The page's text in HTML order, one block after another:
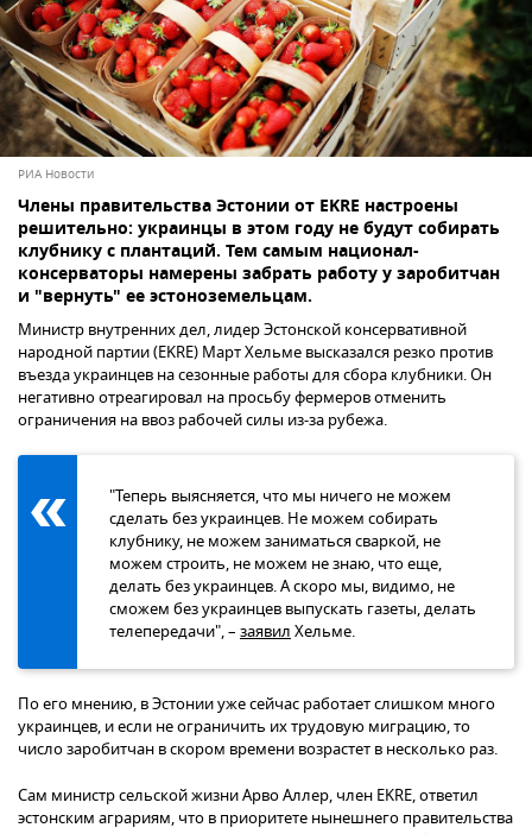
РИА Новости
Члены правительства Эстонии от EKRE настроены
решительно: украинцы в этом году не будут собирать
клубнику с плантаций. Тем самым национал-
консерваторы намерены забрать работу у заробитчан
и "вернуть" ее эстоноземельцам.
Министр внутренних дел, лидер Эстонской консервативной
народной партии (EKRE) Март Хельме высказался резко против
въезда украинцев на сезонные работы для сбора клубники. Он
негативно отреагировал на просьбу фермеров отменить
ограничения на ввоз рабочей силы из-за рубежа.
"Теперь выясняется, что мы ничего не можем
сделать без украинцев. Не можем собирать
клубнику, не можем заниматься сваркой, не
можем строить, не можем не знаю, что еще,
делать без украинцев. А скоро мы, видимо, не
сможем без украинцев выпускать газеты, делать
телепередачи", – заявил Хельме.
По его мнению, в Эстонии уже сейчас работает слишком много
украинцев, и если не ограничить их трудовую миграцию, то
число заробитчан в скором времени возрастет в несколько раз.
Сам министр сельской жизни Арво Аллер, член EKRE, ответил
эстонским аграриям, что в приоритете нынешнего правительства